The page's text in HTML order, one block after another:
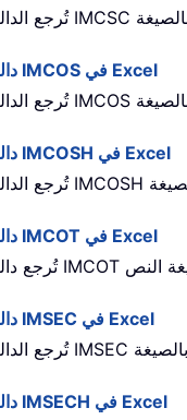
دالة IMCOS في Excel
دالة IMCOSH في Excel
دالة IMCOT في Excel
دالة IMSEC في Excel
دالة IMSECH في Excel